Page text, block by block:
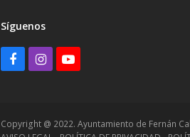
Síguenos
Facebook
Instagram
Youtube
Copyright @ 2022. Ayuntamiento de Fernán